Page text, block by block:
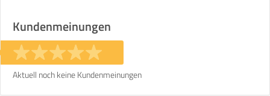
Kundenmeinungen
Aktuell noch keine Kundenmeinungen